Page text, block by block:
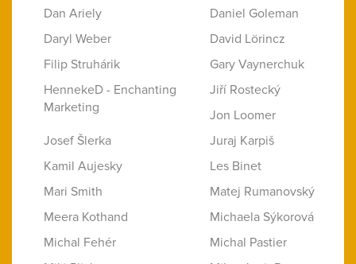
Dan Ariely
Daniel Goleman
Daryl Weber
David Lörincz
Filip Struhárik
Gary Vaynerchuk
HennekeD - Enchanting
Marketing
Jiří Rostecký
Jon Loomer
Josef Šlerka
Juraj Karpiš
Kamil Aujesky
Les Binet
Mari Smith
Matej Rumanovský
Meera Kothand
Michaela Sýkorová
Michal Fehér
Michal Pastier